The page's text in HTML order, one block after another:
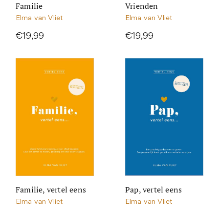
Familie
Elma van Vliet
€19,99
Vrienden
Elma van Vliet
€19,99
Familie, vertel eens
Elma van Vliet
Pap, vertel eens
Elma van Vliet